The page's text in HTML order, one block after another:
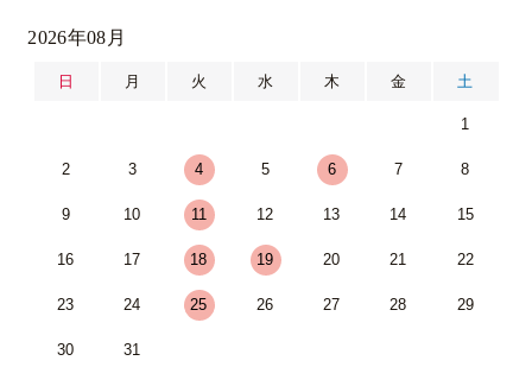
2026年08月
日 月 火 水 木 金 土
1
2 3 4 5 6 7 8
9 10 11 12 13 14 15
16 17 18 19 20 21 22
23 24 25 26 27 28 29
30 31